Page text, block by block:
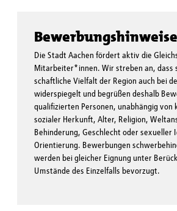
Bewerbungs­hinweise
Die Stadt Aachen fördert aktiv die
Mitarbeiter*innen. Wir streben an, dass
schaftliche Vielfalt der Region auch bei
wider­spiegelt und begrüßen deshalb
qualifizierten Personen, unabhängig von
sozialer Herkunft, Alter, Religion,
Behinderung, Geschlecht oder sexueller
Orientierung. Bewerbungen
werden bei gleicher Eignung unter
Umstände des Einzelfalls bevorzugt.